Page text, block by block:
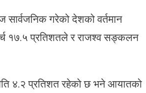
गरेको देशको वर्तमान
१७.५ प्रतिशतले र राजश्व सङ्कलन
४.२ प्रतिशत रहेको छ भने आयातको